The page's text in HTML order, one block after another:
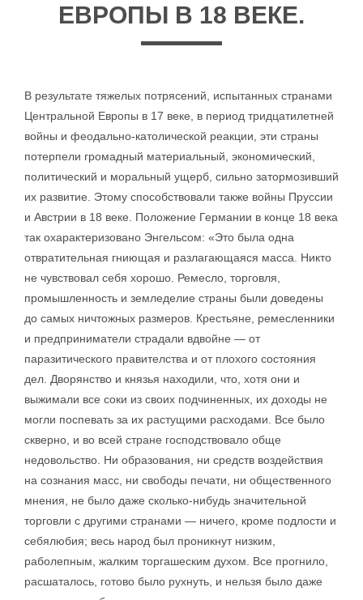
ЕВРОПЫ В 18 ВЕКЕ.
В результате тяжелых потрясений, испытанных странами
Центральной Европы в 17 веке, в период тридцатилетней
войны и феодально-католической реакции, эти страны
потерпели громадный материальный, экономический,
политический и моральный ущерб, сильно затормозивший
их развитие. Этому способствовали также войны Пруссии
и Австрии в 18 веке. Положение Германии в конце 18 века
так охарактеризовано Энгельсом: «Это была одна
отвратительная гниющая и разлагающаяся масса. Никто
не чувствовал себя хорошо. Ремесло, торговля,
промышленность и земледелие страны были доведены
до самых ничтожных размеров. Крестьяне, ремесленники
и предприниматели страдали вдвойне — от
паразитического правителства и от плохого состояния
дел. Дворянство и князья находили, что, хотя они и
выжимали все соки из своих подчиненных, их доходы не
могли поспевать за их растущими расходами. Все было
скверно, и во всей стране господствовало обще
недовольство. Ни образования, ни средств воздействия
на сознания масс, ни свободы печати, ни общественного
мнения, не было даже сколько-нибудь значительной
торговли с другими странами — ничего, кроме подлости и
себялюбия; весь народ был проникнут низким,
раболепным, жалким торгашеским духом. Все прогнило,
расшаталось, готово было рухнуть, и нельзя было даже